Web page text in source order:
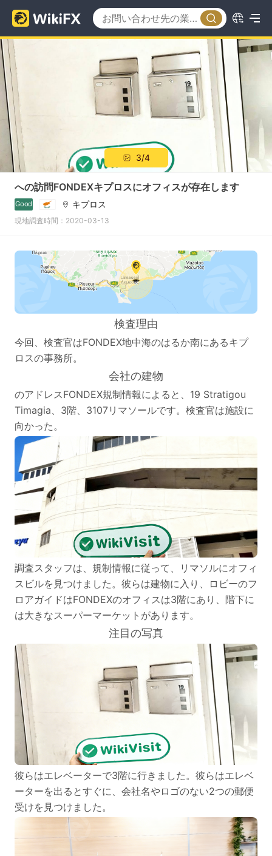
3/4
への訪問FONDEXキプロスにオフィスが存在します
Good キプロス
現地調査時間：2020-03-13
検査理由
今回、検査官はFONDEX地中海のはるか南にあるキプ
ロスの事務所。
会社の建物
のアドレスFONDEX規制情報によると、19 Stratigou
Timagia、3階、3107リマソールです。検査官は施設に
向かった。
調査スタッフは、規制情報に従って、リマソルにオフィ
スビルを見つけました。彼らは建物に入り、ロビーのフ
ロアガイドはFONDEXのオフィスは3階にあり、階下に
は大きなスーパーマーケットがあります。
注目の写真
彼らはエレベーターで3階に行きました。彼らはエレベ
ーターを出るとすぐに、会社名やロゴのない2つの郵便
受けを見つけました。